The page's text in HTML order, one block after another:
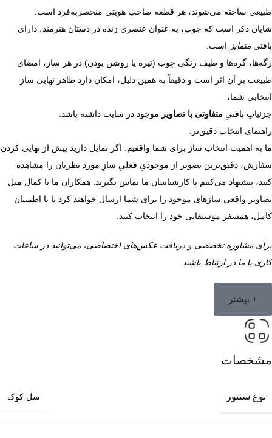
طبیعی ساخته می‌شوند، هر قطعه صاحب هویتی منحصر‌به‌فرد است.
شایان ذکر است که چوب، به عنوان عنصری زنده در دستان هنرمند، دارای
بافتی متمایز
است.
رگه‌ها، گره‌ها و طیف رنگی چوب (تیره یا روشن بودن) در هر ساز، امضای
طبیعت بر آن اثر است و دقیقاً به همین دلیل، امکان دارد ظاهر نهایی ساز
انتخابی شما،
جزئیاتِ بافتیِ متفاوتی با تصاویر موجود در سایت داشته باشد.
راهنمای انتخاب دقیق‌تر:
ما به اهمیت انتخاب ساز برای شما واقفیم. اگر تمایل دارید پیش از نهایی کردن
سفارش، دقیق‌ترین تصویر از موجودیِ فعلیِ سازِ مورد نظرتان را مشاهده
کنید، پیشنهاد می‌کنیم با کارشناسان ما تماس بگیرید. همکاران ما با کمال میل
تصاویر واقعی سازهای موجود را برای شما ارسال خواهند کرد تا با اطمینان
کامل، همسفر موسیقایی خود را انتخاب کنید.
برای مشاوره تخصصی و دریافت عکس‌های اختصاصی، می‌توانید در ساعات
کاری با ما در ارتباط باشید.
+ بیشتر
مشخصات
نوع سنتور سل کوک